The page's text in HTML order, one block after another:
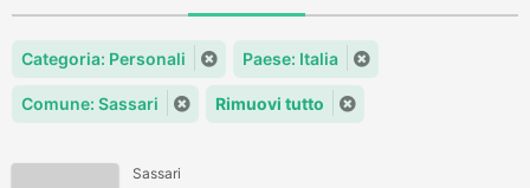
Categoria: Personali Paese: Italia
Comune: Sassari Rimuovi tutto
Sassari